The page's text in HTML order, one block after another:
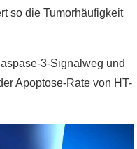
so die Tumorhäufigkeit
3-Signalweg und
Apoptose-Rate von HT-